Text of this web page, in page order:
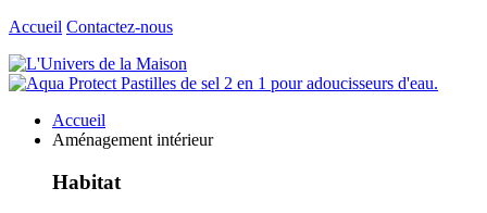
Accueil Contactez-nous
Accueil
Aménagement intérieur
Habitat